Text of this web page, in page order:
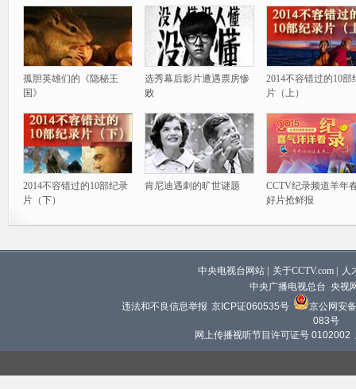
孤胆英雄们的《隐秘王
国》
选秀幕后影片遭遇票房惨
败
2014不容错过的10部
片（上）
2014不容错过的10部纪录
片（下）
肯尼迪遇刺的旷世谜题
CCTV纪录频道羊年
好片抢鲜报
中央电视台网站 关于CCTV.com
人
中央广播电视总台 央视
违法和不良信息举报 京ICP证060535号
京公网安
083号
网上传播视听节目许可证号